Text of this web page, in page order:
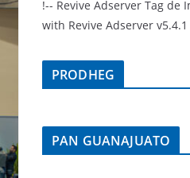
!-- Revive Adserver Tag de
with Revive Adserver v5.4.1
PRODHEG
PAN GUANAJUATO